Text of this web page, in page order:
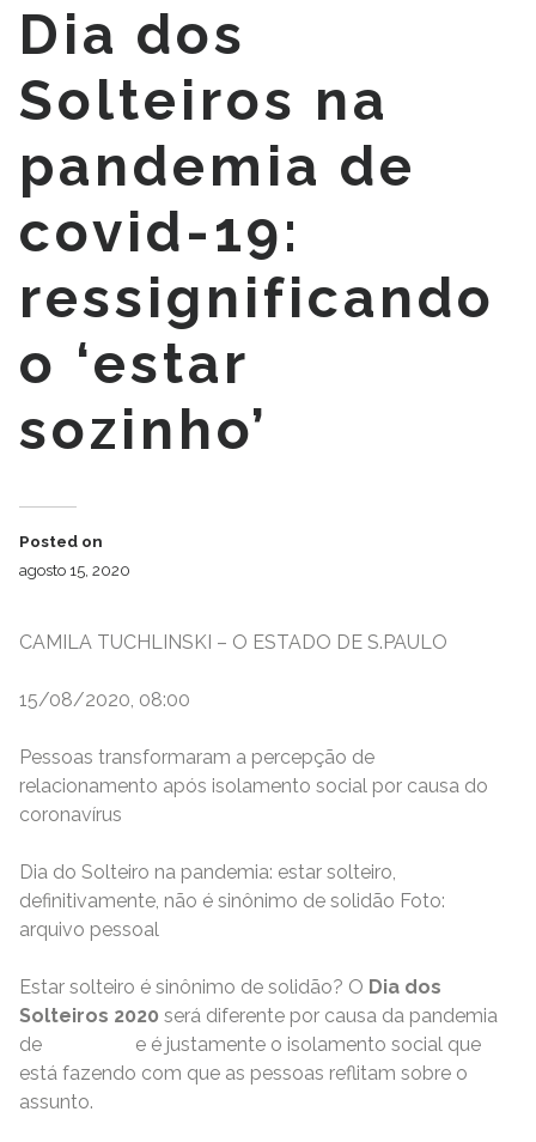
Dia dos
Solteiros na
pandemia de
covid-19:
ressignificando
o ‘estar
sozinho’
Posted on
agosto 15, 2020
CAMILA TUCHLINSKI – O ESTADO DE S.PAULO
15/08/2020, 08:00
Pessoas transformaram a percepção de
relacionamento após isolamento social por causa do
coronavírus
Dia do Solteiro na pandemia: estar solteiro,
definitivamente, não é sinônimo de solidão Foto:
arquivo pessoal
Estar solteiro é sinônimo de solidão? O Dia dos
Solteiros 2020 será diferente por causa da pandemia
de
e é justamente o isolamento social que
está fazendo com que as pessoas reflitam sobre o
assunto.